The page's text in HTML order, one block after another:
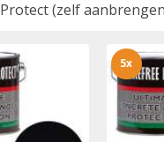
Protect (zelf
5x